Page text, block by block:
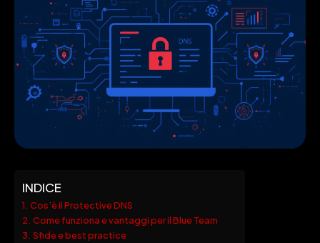
INDICE
Cos’è il Protective DNS
Come funziona e vantaggi per il Blue Team
Sfide e best practice